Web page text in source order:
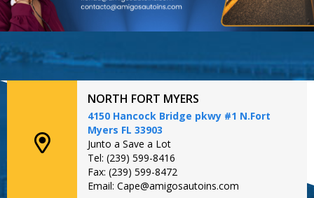
NORTH FORT MYERS
4150 Hancock Bridge pkwy #1 N.Fort
Myers FL 33903
Junto a Save a Lot
Tel: (239) 599-8416
Fax: (239) 599-8472
Email: Cape@amigosautoins.com